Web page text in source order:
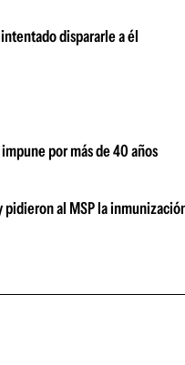
dispararle a él
por más de 40 años
al MSP la